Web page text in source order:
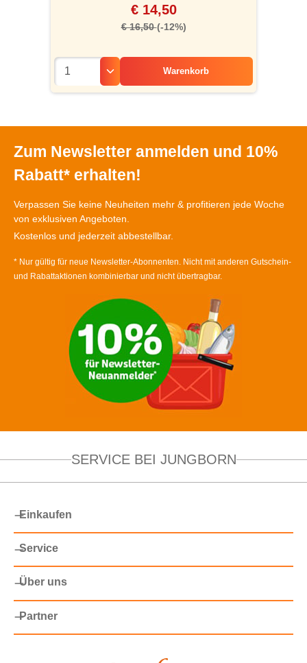
€ 14,50
€ 16,50(-12%)
Warenkorb
Zum Newsletter anmelden und 10%
Rabatt* erhalten!
Verpassen Sie keine Neuheiten mehr & profitieren jede Woche
von exklusiven Angeboten.
Kostenlos und jederzeit abbestellbar.
* Nur gültig für neue Newsletter-Abonnenten. Nicht mit anderen Gutschein-
und Rabattaktionen kombinierbar und nicht übertragbar.
SERVICE BEI JUNGBORN
Einkaufen
Service
Über uns
Partner